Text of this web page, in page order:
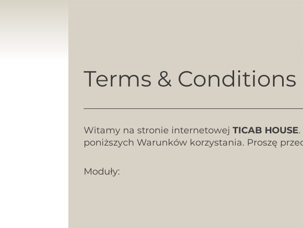
Terms & Conditions
Witamy na stronie internetowejTICAB HOUSE
poniższych Warunków korzystania. Proszę
Moduły: